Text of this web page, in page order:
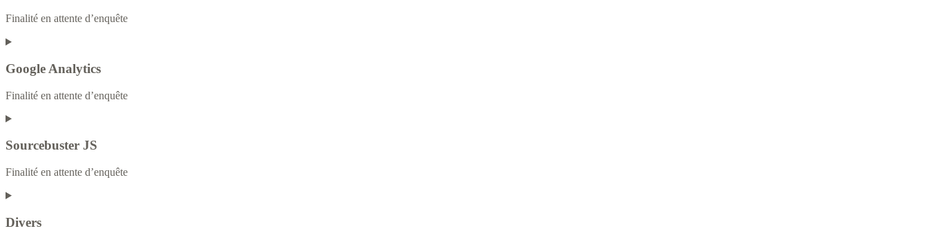
Finalité en attente d’enquête
Google Analytics
Finalité en attente d’enquête
Sourcebuster JS
Finalité en attente d’enquête
Divers